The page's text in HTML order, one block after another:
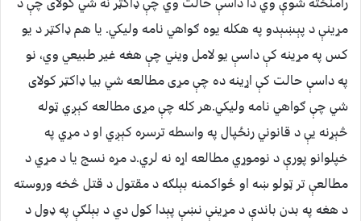
مړینې د پېښېدو په هکله یوه ګواهي نامه ولیکي. یا هم ډاکټر د یو
کس په مړینه کې داسې یو لامل ویني چې هغه غیر طبیعي وي، نو
په داسې حالت کې اړینه ده چې مړی مطالعه شي بیا ډاکټر کولای
شي چې ګواهي نامه ولیکي.هر کله چې مړی مطالعه کېږي ټوله
څېړنه یې د قانوني رنځپال په واسطه ترسره کېږي او د مړي په
خپلوانو پورې د نوموړي مطالعه اړه نه لري.د مړه نسج یا د مړي د
مطالعې تر ټولو ښه او ځواکمنه بېلګه د مقتول د قتل څخه وروسته
د هغه په بدن باندې د مړینې نښې پېدا کول دي د بېلګې په ډول د